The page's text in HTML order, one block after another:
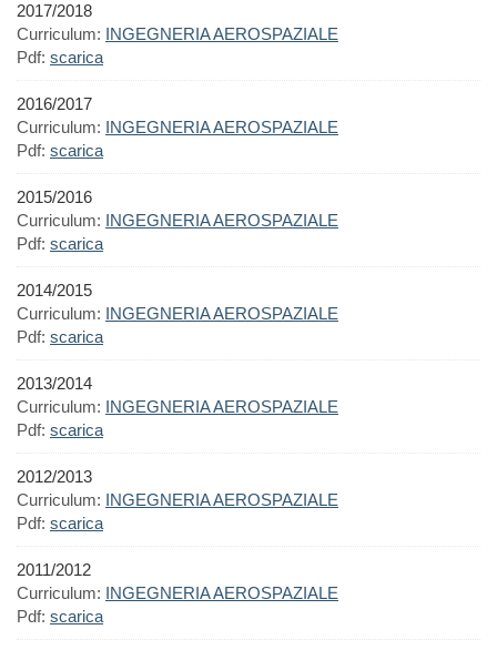
2017/2018
Curriculum: INGEGNERIA AEROSPAZIALE
Pdf: scarica
2016/2017
Curriculum: INGEGNERIA AEROSPAZIALE
Pdf: scarica
2015/2016
Curriculum: INGEGNERIA AEROSPAZIALE
Pdf: scarica
2014/2015
Curriculum: INGEGNERIA AEROSPAZIALE
Pdf: scarica
2013/2014
Curriculum: INGEGNERIA AEROSPAZIALE
Pdf: scarica
2012/2013
Curriculum: INGEGNERIA AEROSPAZIALE
Pdf: scarica
2011/2012
Curriculum: INGEGNERIA AEROSPAZIALE
Pdf: scarica